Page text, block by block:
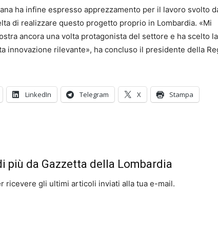
ha infine espresso apprezzamento per il lavoro svolto
di realizzare questo progetto proprio in Lombardia. «Mi
ancora una volta protagonista del settore e ha scelto la
innovazione rilevante», ha concluso il presidente della
LinkedIn Telegram X Stampa
più da Gazzetta della Lombardia
ricevere gli ultimi articoli inviati alla tua e-mail.